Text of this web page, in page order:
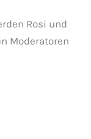
Rosi und
Moderatoren